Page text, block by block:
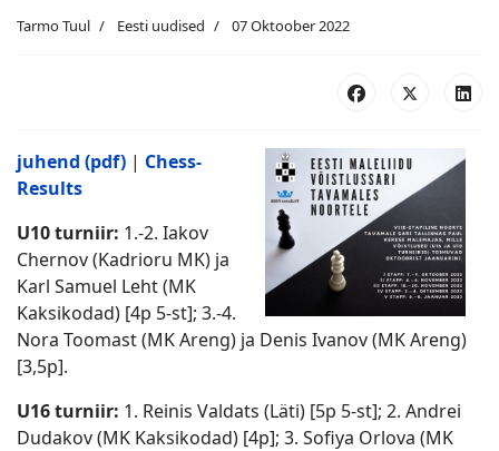
Tarmo Tuul Eesti uudised 07 Oktoober 2022
juhend (pdf) | Chess-
Results
U10 turniir: 1.-2. Iakov
Chernov (Kadrioru MK) ja
Karl Samuel Leht (MK
Kaksikodad) [4p 5-st]; 3.-4.
Nora Toomast (MK Areng) ja Denis Ivanov (MK Areng)
[3,5p].
U16 turniir: 1. Reinis Valdats (Läti) [5p 5-st]; 2. Andrei
Dudakov (MK Kaksikodad) [4p]; 3. Sofiya Orlova (MK